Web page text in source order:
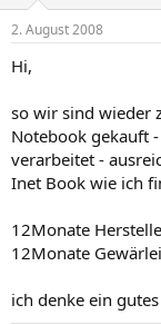
2. August 2008
Hi,
so wir sind wieder
Notebook gekauft
verarbeitet -
Inet Book wie ich
12Monate
12Monate
ich denke ein